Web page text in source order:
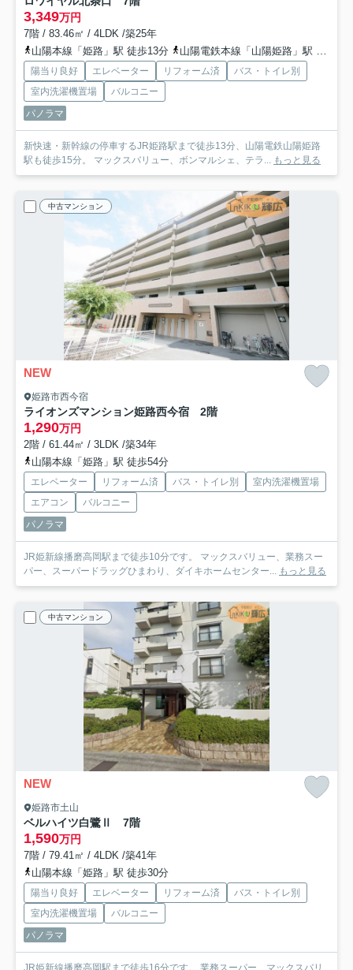
3,349万円
7階 / 83.46㎡ / 4LDK /築25年
山陽本線「姫路」駅 徒歩13分
山陽電鉄本線「山陽姫路」駅 徒歩15分
陽当り良好 エレベーター リフォーム済
バス・トイレ別
室内洗濯機置場
バルコニー
パノラマ
新快速・新幹線の停車するJR姫路駅まで徒歩13分、山陽電鉄山陽姫路
駅も徒歩15分。 マックスバリュー、ボンマルシェ、テラ...
もっと見る
中古マンション
NEW
姫路市西今宿
ライオンズマンション姫路西今宿 2階
1,290万円
2階 / 61.44㎡ / 3LDK /築34年
山陽本線「姫路」駅 徒歩54分
エレベーター リフォーム済 バス・トイレ別
室内洗濯機置場
エアコン
バルコニー
パノラマ
JR姫新線播磨高岡駅まで徒歩10分です。 マックスバリュー、業務スー
パー、スーパードラッグひまわり、ダイキホームセンター...
もっと見る
中古マンション
NEW
姫路市土山
ベルハイツ白鷺Ⅱ 7階
1,590万円
7階 / 79.41㎡ / 4LDK /築41年
山陽本線「姫路」駅 徒歩30分
陽当り良好 エレベーター リフォーム済
バス・トイレ別
室内洗濯機置場
バルコニー
パノラマ
JR姫新線播磨高岡駅まで徒歩16分です。 業務スーパー、マックスバリ